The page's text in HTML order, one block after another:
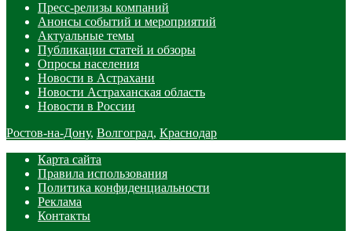
Пресс-релизы компаний
Анонсы событий и мероприятий
Актуальные темы
Публикации статей и обзоры
Опросы населения
Новости в Астрахани
Новости Астраханская область
Новости в России
Ростов-на-Дону, Волгоград, Краснодар
Карта сайта
Правила использования
Политика конфиденциальности
Реклама
Контакты